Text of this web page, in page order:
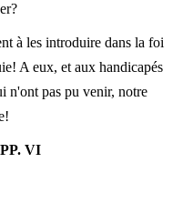
à les introduire dans la foi
A eux, et aux handicapés
n'ont pas pu venir, notre
VI